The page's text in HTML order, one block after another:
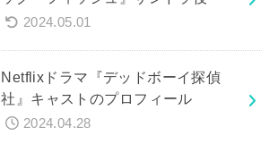
2024.05.01
Netflixドラマ『デッドボーイ探偵
社』キャストのプロフィール
2024.04.28